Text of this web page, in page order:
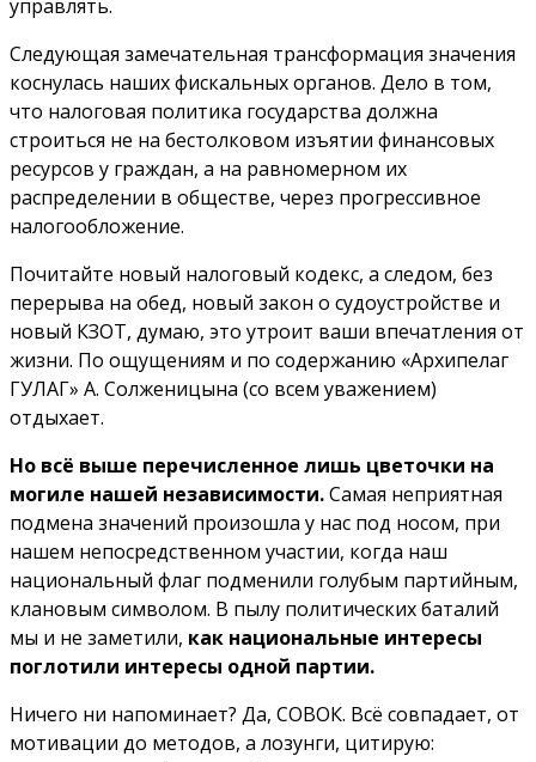
управлять.
Следующая замечательная трансформация значения
коснулась наших фискальных органов. Дело в том,
что налоговая политика государства должна
строиться не на бестолковом изъятии финансовых
ресурсов у граждан, а на равномерном их
распределении в обществе, через прогрессивное
налогообложение.
Почитайте новый налоговый кодекс, а следом, без
перерыва на обед, новый закон о судоустройстве и
новый КЗОТ, думаю, это утроит ваши впечатления от
жизни. По ощущениям и по содержанию «Архипелаг
ГУЛАГ» А. Солженицына (со всем уважением)
отдыхает.
Но всё выше перечисленное лишь цветочки на
могиле нашей независимости.Самая неприятная
подмена значений произошла у нас под носом, при
нашем непосредственном участии, когда наш
национальный флаг подменили голубым партийным,
клановым символом. В пылу политических баталий
мы и не заметили, как национальные интересы
поглотили интересы одной партии.
Ничего ни напоминает? Да, СОВОК. Всё совпадает, от
мотивации до методов, а лозунги, цитирую: